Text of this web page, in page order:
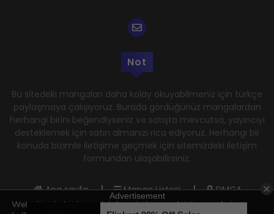
Not
Bu sitedeki mangaları daha kolay okuyabilmeniz için türkçe
paylaşmaya çalışıyoruz. Burada gördüğünüz mangalardan
herhangi birini beğendiyseniz ve satışta mevcutsa, yayıncıyı
desteklemek için satın almanızı rica ediyoruz. Herhangi bir
konuda bizimle iletişime geçmek için sitemizdeki iletişim
formundan ulaşabilirsiniz.
Ana sayfa Manga Listesi
DMCA
Gizlilik Politikası
Kullanım Şartları
Web sitemizde size en iyi deneyimi sunmak için çerezleri